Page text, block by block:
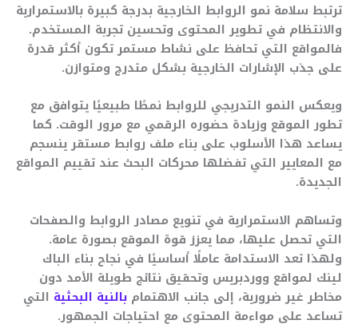
ترتبط سلامة نمو الروابط الخارجية بدرجة كبيرة بالاستمرارية
والانتظام في تطوير المحتوى وتحسين تجربة المستخدم.
فالمواقع التي تحافظ على نشاط مستمر تكون أكثر قدرة
على جذب الإشارات الخارجية بشكل متدرج ومتوازن.
ويعكس النمو التدريجي للروابط نمطًا طبيعيًا يتوافق مع
تطور الموقع وزيادة حضوره الرقمي مع مرور الوقت. كما
يساعد هذا الأسلوب على بناء ملف روابط مستقر ينسجم
مع المعايير التي تفضلها محركات البحث عند تقييم المواقع
الجديدة.
وتساهم الاستمرارية في تنويع مصادر الروابط والصفحات
التي تحصل عليها، مما يعزز قوة الموقع بصورة عامة.
ولهذا تعد الاستدامة عاملًا أساسيًا في نجاح بناء الباك
لينك لمواقع ووردبريس وتحقيق نتائج طويلة الأمد دون
مخاطر غير ضرورية، إلى جانب الاهتمام بالنية البحثية التي
تساعد على مواءمة المحتوى مع احتياجات الجمهور.